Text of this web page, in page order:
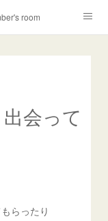
room
会って
らったり